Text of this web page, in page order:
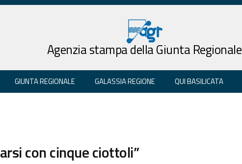
Agenzia stampa della Giunta Regionale
GIUNTA REGIONALE GALASSIA REGIONE QUI BASILICATA
con cinque ciottoli”